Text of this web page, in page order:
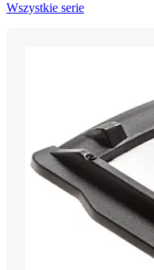
Wszystkie serie